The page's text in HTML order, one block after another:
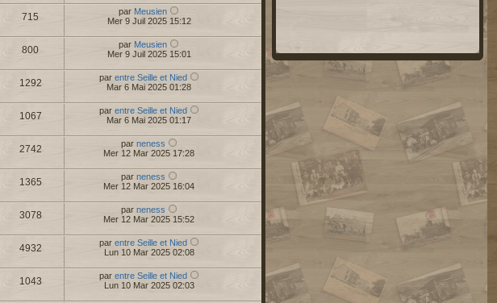
715 par Meusien
Mer 9 Juil 2025 15:12
800 par Meusien
Mer 9 Juil 2025 15:01
1292 par entre Seille et Nied
Mar 6 Mai 2025 01:28
1067 par entre Seille et Nied
Mar 6 Mai 2025 01:17
2742 par neness
Mer 12 Mar 2025 17:28
1365 par neness
Mer 12 Mar 2025 16:04
3078 par neness
Mer 12 Mar 2025 15:52
4932 par entre Seille et Nied
Lun 10 Mar 2025 02:08
1043 par entre Seille et Nied
Lun 10 Mar 2025 02:03